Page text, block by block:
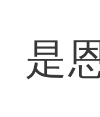
是